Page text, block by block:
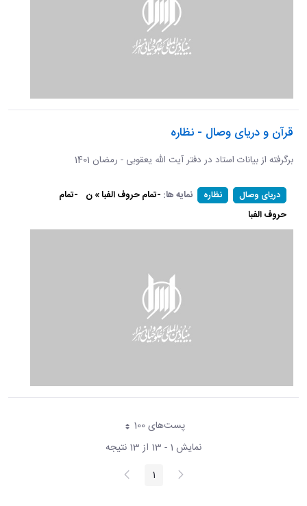
قرآن و دریای وصال - نظاره
برگرفته از بیانات استاد در دفتر آیت الله یعقوبی - رمضان 1401
دریای وصال نظاره نمایه ها: -تمام حروف الفبا » ن -تمام
حروف الفبا
پست‌‌های 100هر صفحه
نمایش 1 - 13 از 13 نتیجه
پیغام
قبلی صفحه1 صفحه
بعد